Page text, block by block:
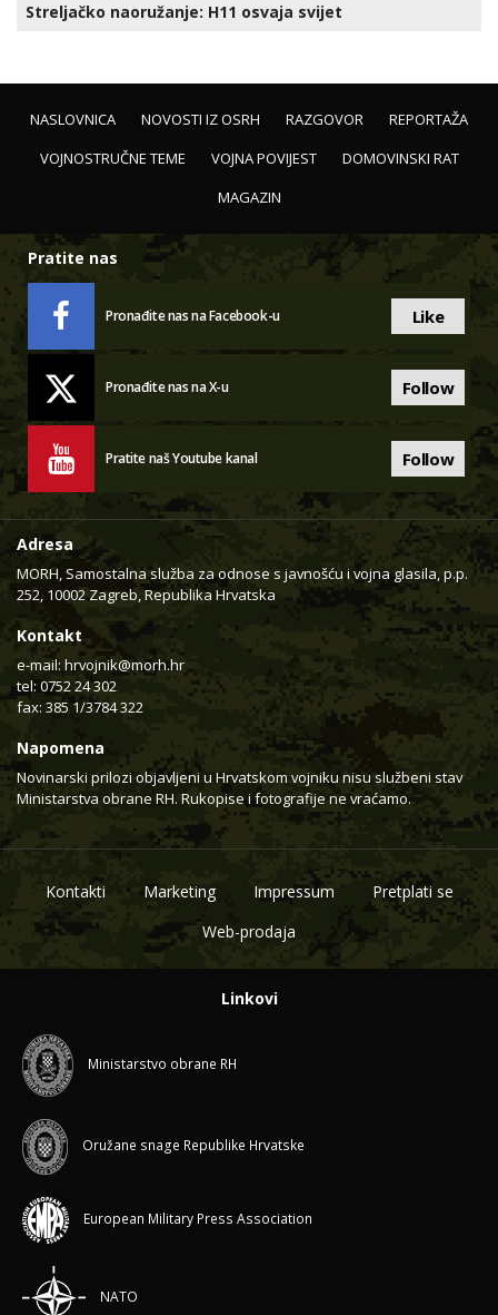
Streljačko naoružanje: H11 osvaja svijet
NASLOVNICA NOVOSTI IZ OSRH RAZGOVOR
REPORTAŽA
VOJNOSTRUČNE TEME
VOJNA POVIJEST
DOMOVINSKI RAT
MAGAZIN
Pratite nas
Pronađite nas na Facebook-u Like
Pronađite nas na X-u Follow
Pratite naš Youtube kanal Follow
Adresa
MORH, Samostalna služba za odnose s javnošću i vojna glasila, p.p.
252, 10002 Zagreb, Republika Hrvatska
Kontakt
e-mail: hrvojnik@morh.hr
tel: 0752 24 302
fax: 385 1/3784 322
Napomena
Novinarski prilozi objavljeni u Hrvatskom vojniku nisu službeni stav
Ministarstva obrane RH. Rukopise i fotografije ne vraćamo.
Kontakti Marketing Impressum
Pretplati se
Web-prodaja
Linkovi
Ministarstvo obrane RH
Oružane snage Republike Hrvatske
European Military Press Association
NATO